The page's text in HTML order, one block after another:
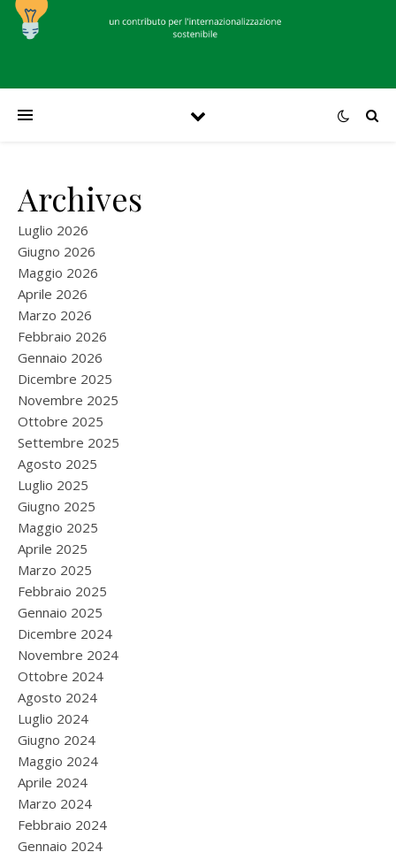
Archives
Luglio 2026
Giugno 2026
Maggio 2026
Aprile 2026
Marzo 2026
Febbraio 2026
Gennaio 2026
Dicembre 2025
Novembre 2025
Ottobre 2025
Settembre 2025
Agosto 2025
Luglio 2025
Giugno 2025
Maggio 2025
Aprile 2025
Marzo 2025
Febbraio 2025
Gennaio 2025
Dicembre 2024
Novembre 2024
Ottobre 2024
Agosto 2024
Luglio 2024
Giugno 2024
Maggio 2024
Aprile 2024
Marzo 2024
Febbraio 2024
Gennaio 2024